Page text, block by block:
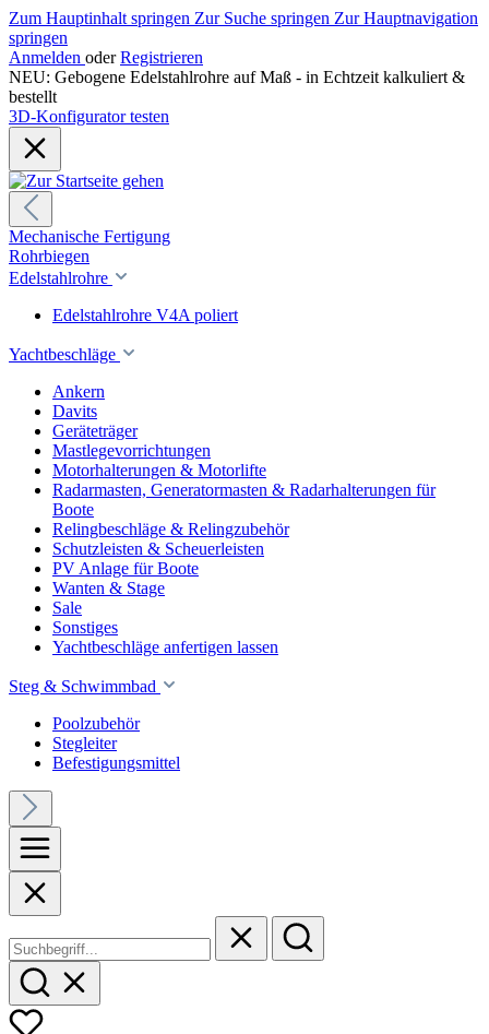
Zum Hauptinhalt springen Zur Suche springen Zur Hauptnavigation
springen
Anmelden oder Registrieren
NEU: Gebogene Edelstahlrohre auf Maß - in Echtzeit kalkuliert &
bestellt
3D-Konfigurator testen
Mechanische Fertigung
Rohrbiegen
Edelstahlrohre
Edelstahlrohre V4A poliert
Yachtbeschläge
Ankern
Davits
Geräteträger
Mastlegevorrichtungen
Motorhalterungen & Motorlifte
Radarmasten, Generatormasten & Radarhalterungen für
Boote
Relingbeschläge & Relingzubehör
Schutzleisten & Scheuerleisten
PV Anlage für Boote
Wanten & Stage
Sale
Sonstiges
Yachtbeschläge anfertigen lassen
Steg & Schwimmbad
Poolzubehör
Stegleiter
Befestigungsmittel